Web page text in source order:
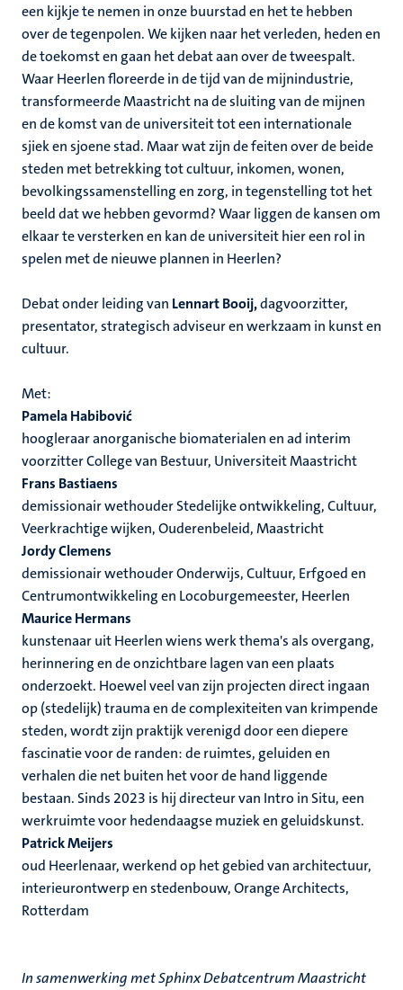
een kijkje te nemen in onze buurstad en het te hebben
over de tegenpolen. We kijken naar het verleden, heden en
de toekomst en gaan het debat aan over de tweespalt.
Waar Heerlen floreerde in de tijd van de mijnindustrie,
transformeerde Maastricht na de sluiting van de mijnen
en de komst van de universiteit tot een internationale
sjiek en sjoene stad. Maar wat zijn de feiten over de beide
steden met betrekking tot cultuur, inkomen, wonen,
bevolkingssamenstelling en zorg, in tegenstelling tot het
beeld dat we hebben gevormd? Waar liggen de kansen om
elkaar te versterken en kan de universiteit hier een rol in
spelen met de nieuwe plannen in Heerlen?
Debat onder leiding van Lennart Booij,dagvoorzitter,
presentator, strategisch adviseur en werkzaam in kunst en
cultuur.
Met:
Pamela Habibović
hoogleraar anorganische biomaterialen en ad interim
voorzitter College van Bestuur, Universiteit Maastricht
Frans Bastiaens
demissionair wethouder Stedelijke ontwikkeling, Cultuur,
Veerkrachtige wijken, Ouderenbeleid, Maastricht
Jordy Clemens
demissionair wethouder Onderwijs, Cultuur, Erfgoed en
Centrumontwikkeling en Locoburgemeester, Heerlen
Maurice Hermans
kunstenaar uit Heerlen wiens werk thema's als overgang,
herinnering en de onzichtbare lagen van een plaats
onderzoekt. Hoewel veel van zijn projecten direct ingaan
op (stedelijk) trauma en de complexiteiten van krimpende
steden, wordt zijn praktijk verenigd door een diepere
fascinatie voor de randen: de ruimtes, geluiden en
verhalen die net buiten het voor de hand liggende
bestaan. Sinds 2023 is hij directeur van Intro in Situ, een
werkruimte voor hedendaagse muziek en geluidskunst.
Patrick Meijers
oud Heerlenaar, werkend op het gebied van architectuur,
interieurontwerp en stedenbouw, Orange Architects,
Rotterdam
In samenwerking met Sphinx Debatcentrum Maastricht